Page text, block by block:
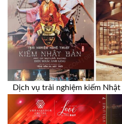
Dịch vụ trải nghiệm kiếm